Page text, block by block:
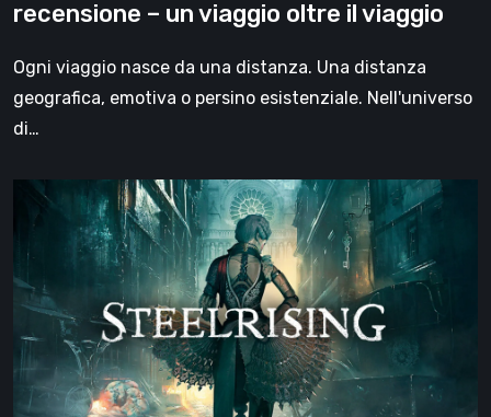
oltre
il
recensione – un viaggio oltre il viaggio
Ogni viaggio nasce da una distanza. Una distanza
geografica, emotiva o persino esistenziale. Nell'universo
di…
Steelrising,
recensione:
rivoluzione
sotto
ingranaggi